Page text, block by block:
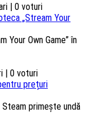
| 0 voturi
„Stream Your
Your Own Game” în
| 0 voturi
prețuri
primește undă